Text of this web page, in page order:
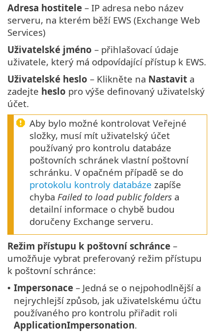
Adresa hostitele – IP adresa nebo název
serveru, na kterém běží EWS (Exchange Web
Services)
Uživatelské jméno – přihlašovací údaje
uživatele, který má odpovídající přístup k EWS.
Uživatelské heslo – Klikněte na Nastavit a
zadejte heslo pro výše definovaný uživatelský
účet.
Aby bylo možné kontrolovat Veřejné
složky, musí mít uživatelský účet
používaný pro kontrolu databáze
poštovních schránek vlastní poštovní
schránku. V opačném případě se do
protokolu kontroly databáze zapíše
chyba Failed to load public folders a
detailní informace o chybě budou
doručeny Exchange serveru.
Režim přístupu k poštovní schránce –
umožňuje vybrat preferovaný režim přístupu
k poštovní schránce:
• Impersonace – Jedná se o nejpohodlnější a
nejrychlejší způsob, jak uživatelskému účtu
používaného pro kontrolu přiřadit roli
ApplicationImpersonation.